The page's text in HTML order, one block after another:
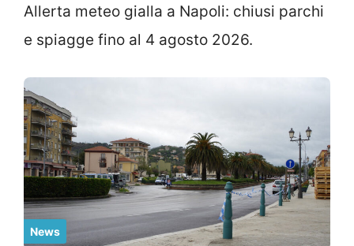
Allerta meteo gialla a Napoli: chiusi parchi
e spiagge fino al 4 agosto 2026.
News